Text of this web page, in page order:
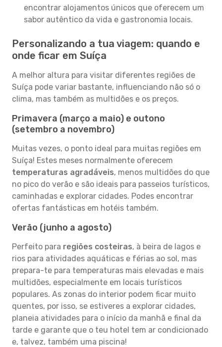
encontrar alojamentos únicos que oferecem um
sabor autêntico da vida e gastronomia locais.
Personalizando a tua viagem: quando e
onde ficar em Suíça
A melhor altura para visitar diferentes regiões de
Suíça pode variar bastante, influenciando não só o
clima, mas também as multidões e os preços.
Primavera (março a maio) e outono
(setembro a novembro)
Muitas vezes, o ponto ideal para muitas regiões em
Suíça! Estes meses normalmente oferecem
temperaturas agradáveis, menos multidões do que
no pico do verão e são ideais para passeios turísticos,
caminhadas e explorar cidades. Podes encontrar
ofertas fantásticas em hotéis também.
Verão (junho a agosto)
Perfeito para regiões costeiras, à beira de lagos e
rios para atividades aquáticas e férias ao sol, mas
prepara-te para temperaturas mais elevadas e mais
multidões, especialmente em locais turísticos
populares. As zonas do interior podem ficar muito
quentes, por isso, se estiveres a explorar cidades,
planeia atividades para o início da manhã e final da
tarde e garante que o teu hotel tem ar condicionado
e, talvez, também uma piscina!